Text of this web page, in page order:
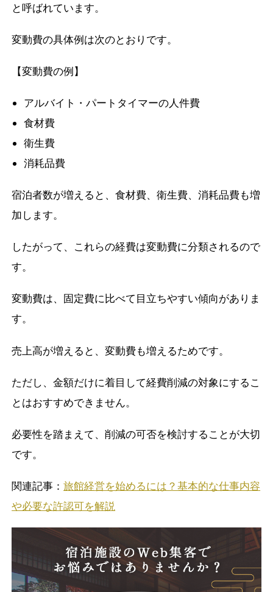
と呼ばれています。
変動費の具体例は次のとおりです。
【変動費の例】
アルバイト・パートタイマーの人件費
食材費
衛生費
消耗品費
宿泊者数が増えると、食材費、衛生費、消耗品費も増
加します。
したがって、これらの経費は変動費に分類されるので
す。
変動費は、固定費に比べて目立ちやすい傾向がありま
す。
売上高が増えると、変動費も増えるためです。
ただし、金額だけに着目して経費削減の対象にするこ
とはおすすめできません。
必要性を踏まえて、削減の可否を検討することが大切
です。
関連記事：旅館経営を始めるには？基本的な仕事内容
や必要な許認可を解説